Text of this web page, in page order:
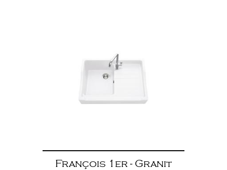
François 1er - Granit